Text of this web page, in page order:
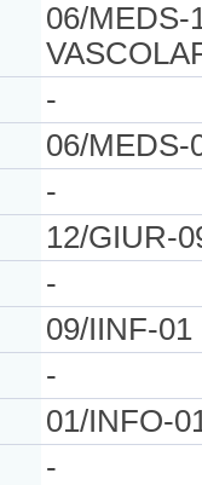
06/MEDS-
-
06/MEDS-
-
12/GIUR-
-
09/IINF-
-
01/INFO-
-